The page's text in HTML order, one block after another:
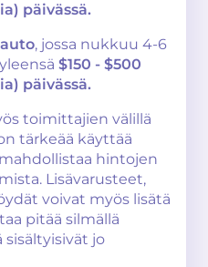
päivässä.
, jossa nukkuu 4-6
$150 - $500
päivässä.
toimittajien välillä
tärkeää käyttää
hintojen
Lisävarusteet,
voivat myös lisätä
pitää silmällä
sisältyisivät jo